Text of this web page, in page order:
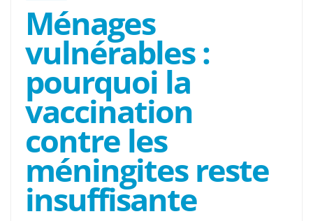
Ménages
vulnérables :
pourquoi la
vaccination
contre les
méningites reste
insuffisante